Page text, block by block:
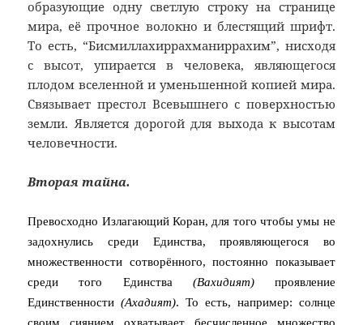
образующие одну светлую строку на странице
мира, её прочное волокно и блестящий шрифт.
То есть, “Бисмиллахиррахманиррахим”, нисходя
с высот, упирается в человека, являющегося
плодом вселенной и уменьшенной копией мира.
Связывает престол Всевышнего с поверхностью
земли. Является дорогой для выхода к высотам
человечности.
Вторая тайна.
Превосходно Излагающий Коран, для того чтобы умы не
задохнулись среди Единства, проявляющегося во
множественности сотворённого, постоянно показывает
среди того Единства (Вахидият)проявление
Единственности(Ахадият). То есть, например: солнце